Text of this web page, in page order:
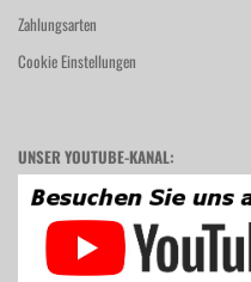
Zahlungsarten
Cookie Einstellungen
UNSER YOUTUBE-KANAL: